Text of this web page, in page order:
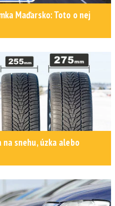
Maďarsko: Toto o nej
snehu, úzka alebo